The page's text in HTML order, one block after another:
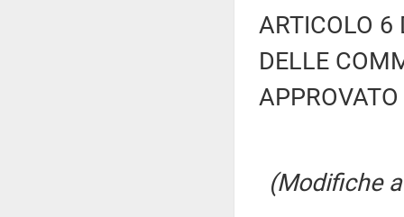
ARTICOLO 6
DELLE
(Modifiche